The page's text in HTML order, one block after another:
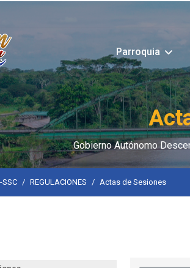
Parroquia
Gobierno Autónomo
SSC REGULACIONES Actas de Sesiones